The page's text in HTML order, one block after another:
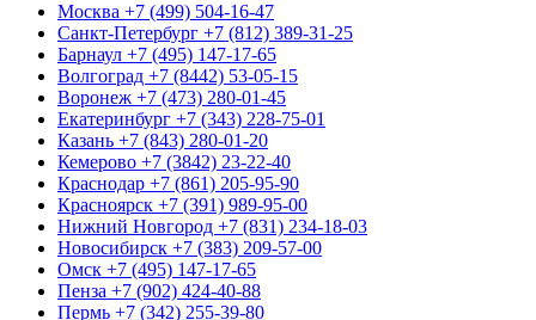
Москва +7 (499) 504-16-47
Санкт-Петербург +7 (812) 389-31-25
Барнаул +7 (495) 147-17-65
Волгоград +7 (8442) 53-05-15
Воронеж +7 (473) 280-01-45
Екатеринбург +7 (343) 228-75-01
Казань +7 (843) 280-01-20
Кемерово +7 (3842) 23-22-40
Краснодар +7 (861) 205-95-90
Красноярск +7 (391) 989-95-00
Нижний Новгород +7 (831) 234-18-03
Новосибирск +7 (383) 209-57-00
Омск +7 (495) 147-17-65
Пенза +7 (902) 424-40-88
Пермь +7 (342) 255-39-80